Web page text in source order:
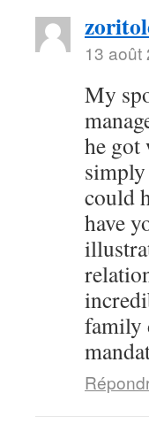
13 août
My
he got
could
have
family